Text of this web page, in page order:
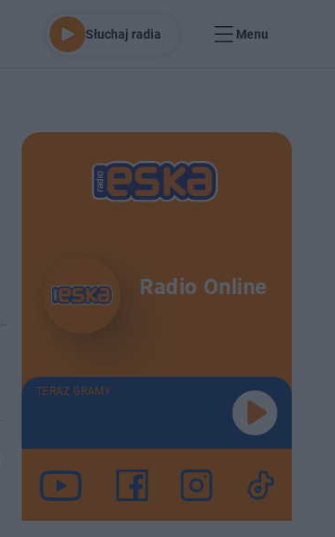
Słuchaj radia Menu
Radio Online
TERAZ GRAMY